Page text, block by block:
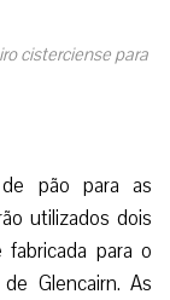
cisterciense para
pão para as
utilizados dois
fabricada para o
Glencairn. As